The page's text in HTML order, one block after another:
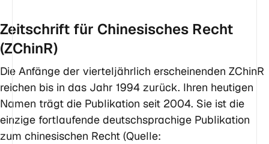
Zeitschrift für Chinesisches Recht
(ZChinR)
Die Anfänge der vierteljährlich erscheinenden ZChinR
reichen bis in das Jahr 1994 zurück. Ihren heutigen
Namen trägt die Publikation seit 2004. Sie ist die
einzige fortlaufende deutschsprachige Publikation
zum chinesischen Recht (Quelle: